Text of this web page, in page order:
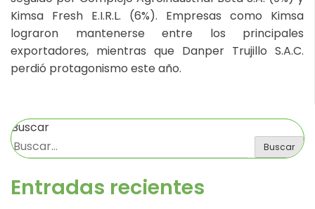
Kimsa Fresh E.I.R.L. (6%). Empresas como Kimsa
lograron mantenerse entre los principales
exportadores, mientras que Danper Trujillo S.A.C.
perdió protagonismo este año.
Buscar
Buscar
Entradas recientes